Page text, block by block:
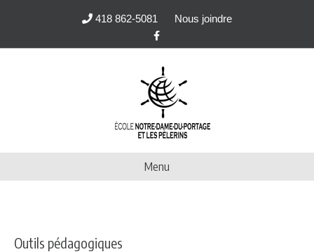
418 862-5081
Nous joindre
Facebook
Menu
Outils pédagogiques